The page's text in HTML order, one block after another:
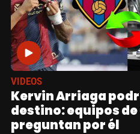
VIDEOS
Kervin Arriaga
destino: equipos
preguntan por él